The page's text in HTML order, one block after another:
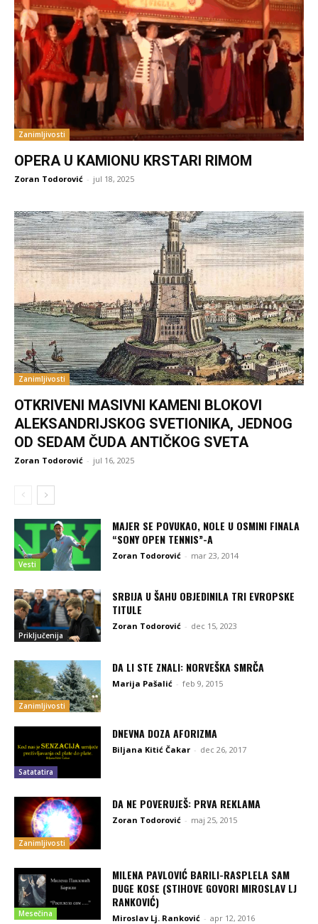
Zanimljivosti
OPERA U KAMIONU KRSTARI RIMOM
Zoran Todorović - jul 18, 2025
Zanimljivosti
OTKRIVENI MASIVNI KAMENI BLOKOVI
ALEKSANDRIJSKOG SVETIONIKA, JEDNOG
OD SEDAM ČUDA ANTIČKOG SVETA
Zoran Todorović - jul 16, 2025
Vesti
MAJER SE POVUKAO, NOLE U OSMINI FINALA
“SONY OPEN TENNIS”-A
Zoran Todorović - mar 23, 2014
Priključenija
SRBIJA U ŠAHU OBJEDINILA TRI EVROPSKE
TITULE
Zoran Todorović - dec 15, 2023
Zanimljivosti
DA LI STE ZNALI: NORVEŠKA SMRČA
Marija Pašalić - feb 9, 2015
Satatatira
DNEVNA DOZA AFORIZMA
Biljana Kitić Čakar - dec 26, 2017
Zanimljivosti
DA NE POVERUJEŠ: PRVA REKLAMA
Zoran Todorović - maj 25, 2015
Mesečina
MILENA PAVLOVIĆ BARILI-RASPLELA SAM
DUGE KOSE (STIHOVE GOVORI MIROSLAV LJ
RANKOVIĆ)
Miroslav Lj. Ranković - apr 12, 2016